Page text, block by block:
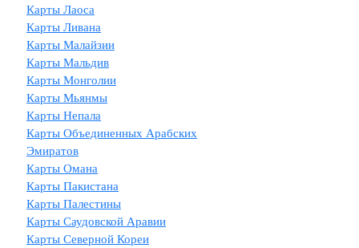
Карты Лаоса
Карты Ливана
Карты Малайзии
Карты Мальдив
Карты Монголии
Карты Мьянмы
Карты Непала
Карты Объединенных Арабских
Эмиратов
Карты Омана
Карты Пакистана
Карты Палестины
Карты Саудовской Аравии
Карты Северной Кореи